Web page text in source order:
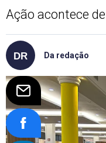
Ação acontece
Da redação